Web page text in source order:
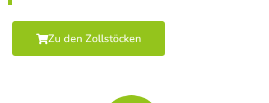
Zu den Zollstöcken